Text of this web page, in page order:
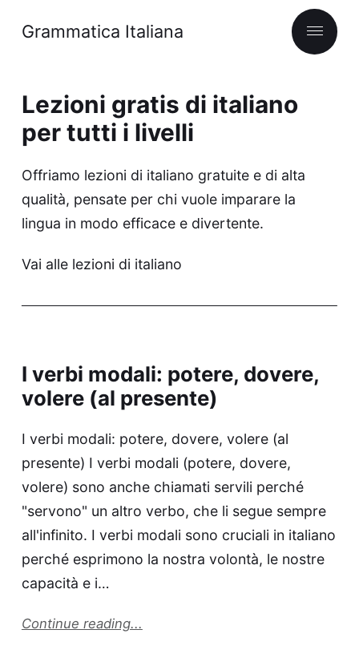
Grammatica Italiana
Lezioni gratis di italiano
per tutti i livelli
Offriamo lezioni di italiano gratuite e di alta
qualità, pensate per chi vuole imparare la
lingua in modo efficace e divertente.
Vai alle lezioni di italiano
I verbi modali: potere, dovere,
volere (al presente)
I verbi modali: potere, dovere, volere (al
presente) I verbi modali (potere, dovere,
volere) sono anche chiamati servili perché
"servono" un altro verbo, che li segue sempre
all'infinito. I verbi modali sono cruciali in italiano
perché esprimono la nostra volontà, le nostre
capacità e i…
Continue reading...